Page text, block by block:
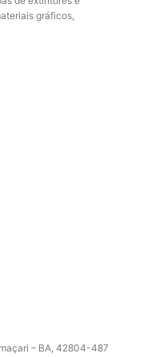
gráficos,
– BA, 42804-487